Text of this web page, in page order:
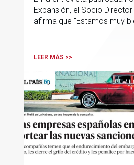
Expansión, el Socio
afirma que "Estamos muy
tenemos y ese es el modelo
LEER MÁS >>